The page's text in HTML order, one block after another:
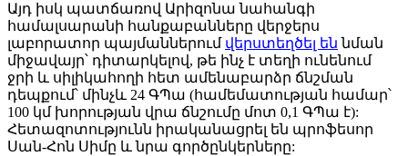
Այդ իսկ պատճառով Արիզոնա նահանգի
համալսարանի հանքաբանները վերջերս
լաբորատոր պայմաններում վերստեղծել են նման
միջավայր՝ դիտարկելով, թե ինչ է տեղի ունենում
ջրի և սիլիկահողի հետ ամենաբարձր ճնշման
դեպքում՝ մինչև 24 ԳՊա (համեմատության համար՝
100 կմ խորության վրա ճնշումը մոտ 0,1 ԳՊա է):
Հետազոտությունն իրականացրել են պրոֆեսոր
Սան-Հոն Սիմը և նրա գործընկերները: